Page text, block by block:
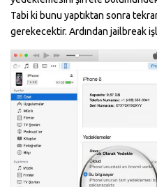
Tabi ki bunu yaptıktan sonra
gerekecektir. Ardından jailbreak